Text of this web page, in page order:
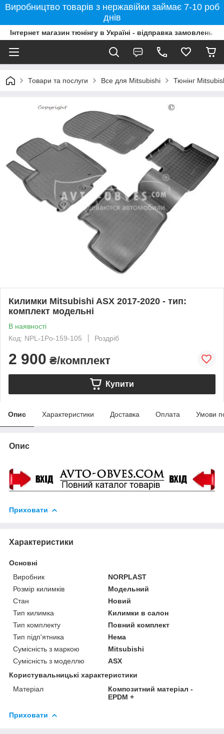
Виробництво товарів з нержавійки займає 7-10 роб
днів
Інтернет магазин тюнінгу в Україні - відправка замовлень
Товари та послуги Все для Mitsubishi Тюнінг
Килимки Mitsubishi ASX 2017-2020 - тип:
комплект модельні
В наявності
Код: NPL-1Po-159-105
Роздріб
2 900 ₴/комплект
Купити
Опис Характеристики Доставка Оплата Умови
Опис
Приховати
Характеристики
Основні
Виробник
NORPLAST
Розмір килимків
Модельний
Стан
Новий
Тип килимка
Килимки в салон
Тип комплекту
Повний комплект
Тип підп'ятника
Нема
Сумісність з маркою
Mitsubishi
Сумісність з моделлю
ASX
Користувальницькі характеристики
Матеріал
Композитний матеріал -
EPDM +
Приховати